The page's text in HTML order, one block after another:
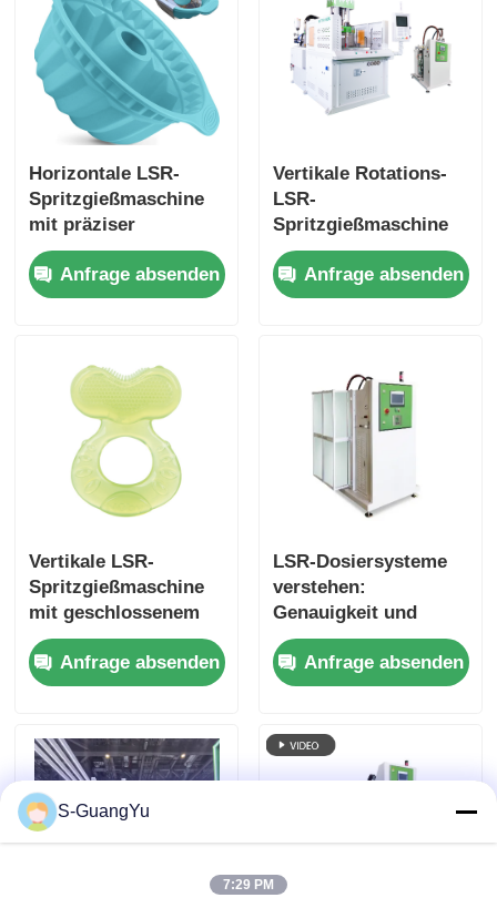
Horizontale LSR-
Spritzgießmaschine
mit präziser
Dosierung und
Mischung,
automatisiertem
Steuerungssystem
Anfrage absenden
Vertikale Rotations-
LSR-
Spritzgießmaschine
mit 30%
Effizienzsteigerung,
85 Tonnen
Anfrage absenden
Vertikale LSR-
Spritzgießmaschine
mit geschlossenem
Servo-
Hydrauliksystem für
die Produktion von
Anfrage absenden
LSR-Dosiersysteme
verstehen:
Genauigkeit und
Stabilität verbessern
Anfrage absenden
S-GuangYu
7:29 PM